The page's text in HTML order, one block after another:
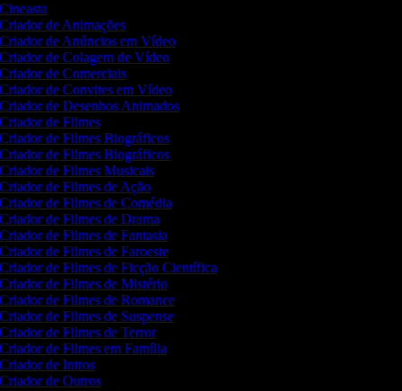
de Animações
de Anúncios em Vídeo
de Colagem de Vídeo
de Comerciais
de Convites em Vídeo
de Desenhos Animados
de Filmes
de Filmes Biográficos
de Filmes Biográficos
de Filmes Musicais
de Filmes de Ação
de Filmes de Comédia
de Filmes de Drama
de Filmes de Fantasia
de Filmes de Faroeste
de Filmes de Ficção Científica
de Filmes de Mistério
de Filmes de Romance
de Filmes de Suspense
de Filmes de Terror
de Filmes em Família
de Intros
de Outros